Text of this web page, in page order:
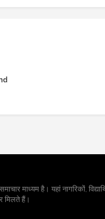
माध्यम है। यहां नागरिकों,
मिलते हैं।